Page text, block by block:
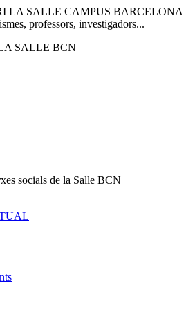
LA SALLE CAMPUS BARCELONA
professors, investigadors...
SALLE BCN
socials de la Salle BCN